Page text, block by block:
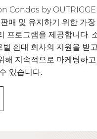
Condos by
매 및 유지하기 위한 가
프로그램을 제공합니다.
환대 회사의 지원을 받
해 지속적으로 마케팅하
있습니다.